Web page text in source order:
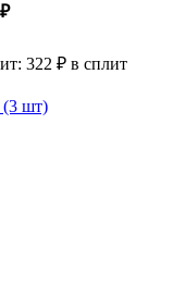
322 ₽ в сплит
(3 шт)